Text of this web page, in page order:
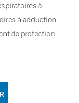
à
à adduction
de protection